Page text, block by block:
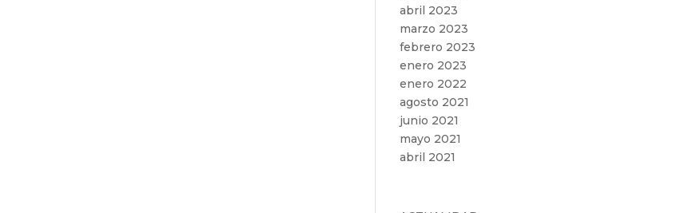
abril 2023
marzo 2023
febrero 2023
enero 2023
enero 2022
agosto 2021
junio 2021
mayo 2021
abril 2021